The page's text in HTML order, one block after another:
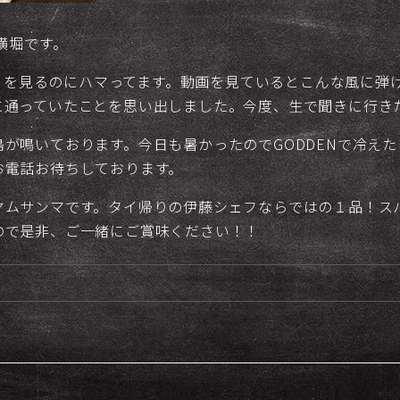
堀です。
見るのにハマってます。動画を見ているとこんな風に弾
っていたことを思い出しました。今度、生で聞きに行き
鳴いております。今日も暑かったのでGODDENで冷え
話お待ちしております。
サンマです。タイ帰りの伊藤シェフならではの１品！
是非、ご一緒にご賞味ください！！